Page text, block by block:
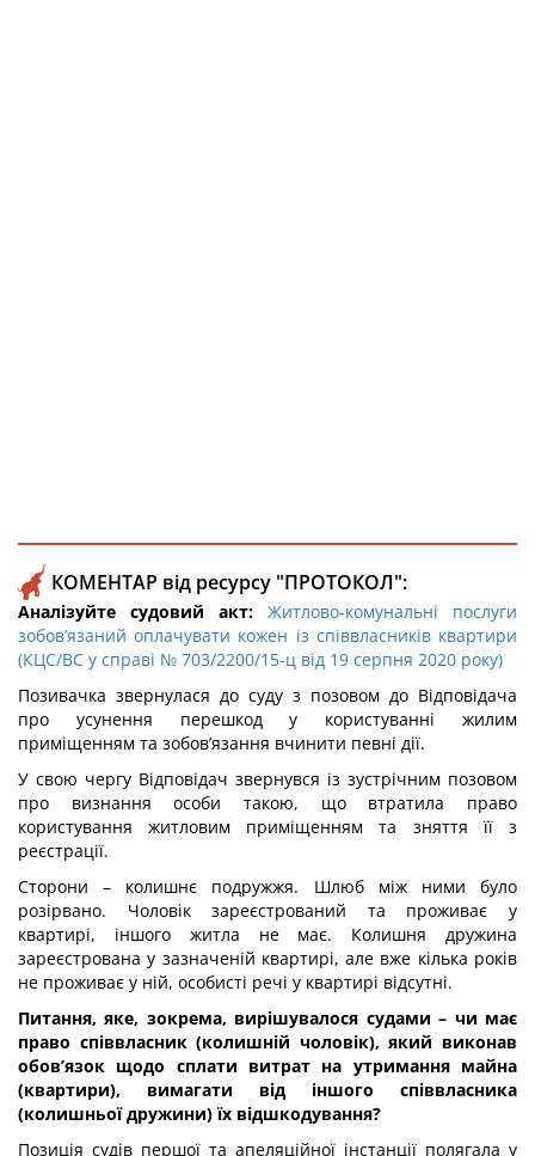
КОМЕНТАР від ресурсу "ПРОТОКОЛ":
Аналізуйте судовий акт:
Житлово-комунальні послуги
зобов’язаний оплачувати кожен із співвласників квартири
(КЦС/ВС у справі № 703/2200/15-ц від 19 серпня 2020 року)
Позивачка звернулася до суду з позовом до Відповідача
про усунення перешкод у користуванні жилим
приміщенням та зобов’язання вчинити певні дії.
У свою чергу Відповідач звернувся із зустрічним позовом
про визнання особи такою, що втратила право
користування житловим приміщенням та зняття її з
реєстрації.
Сторони – колишнє подружжя. Шлюб між ними було
розірвано. Чоловік зареєстрований та проживає у
квартирі, іншого житла не має. Колишня дружина
зареєстрована у зазначеній квартирі, але вже кілька років
не проживає у ній, особисті речі у квартирі відсутні.
Питання, яке, зокрема, вирішувалося судами – чи має
право співвласник (колишній чоловік), який виконав
обов’язок щодо сплати витрат на утримання майна
(квартири), вимагати від іншого співвласника
(колишньої дружини) їх відшкодування?
Позиція судів першої та апеляційної інстанції полягала у